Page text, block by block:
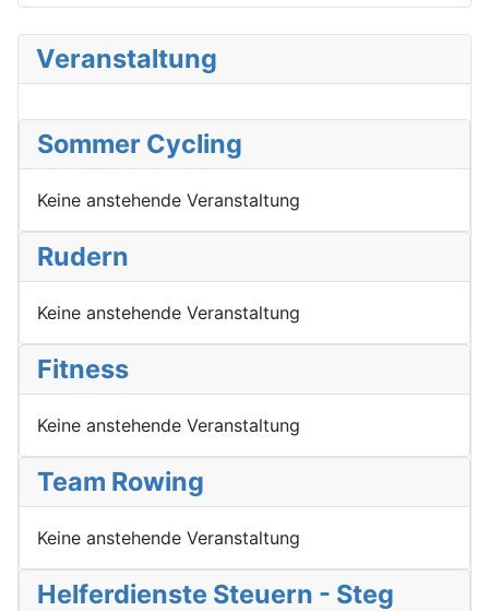
Veranstaltung
Sommer Cycling
Keine anstehende Veranstaltung
Rudern
Keine anstehende Veranstaltung
Fitness
Keine anstehende Veranstaltung
Team Rowing
Keine anstehende Veranstaltung
Helferdienste Steuern - Steg